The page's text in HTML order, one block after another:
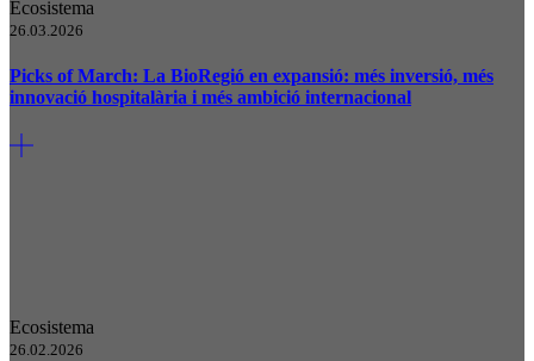
Ecosistema
26.03.2026
Picks of March: La BioRegió en expansió: més inversió, més
innovació hospitalària i més ambició internacional
Ecosistema
26.02.2026